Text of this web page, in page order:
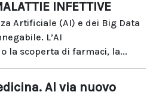
INFETTIVE
Artificiale (AI) e dei Big Data
L’AI
la scoperta di farmaci, la...
Al via nuovo